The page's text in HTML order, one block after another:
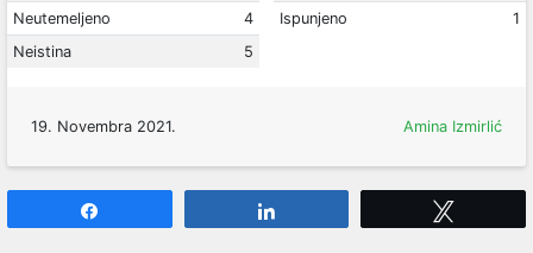
Neutemeljeno
4
Neistina
5
Ispunjeno
1
19. Novembra 2021. Amina Izmirlić